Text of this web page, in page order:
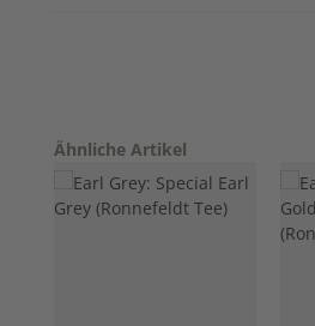
Produktgalerie überspringen
Ähnliche Artikel